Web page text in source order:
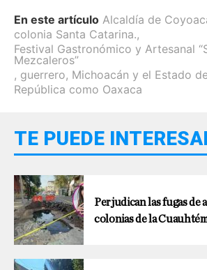
En este artículo Alcaldía de
colonia Santa Catarina.,
Festival Gastronómico y Artesanal
Mezcaleros”
, guerrero, Michoacán y el Estado
República como Oaxaca
TE PUEDE
Perjudican las fugas de
colonias de la